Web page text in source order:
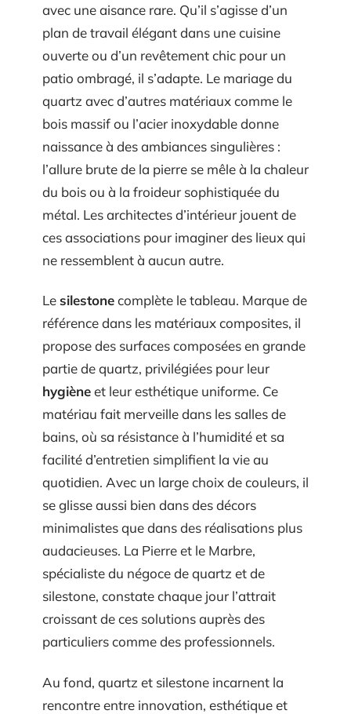
avec une aisance rare. Qu’il s’agisse d’un
plan de travail élégant dans une cuisine
ouverte ou d’un revêtement chic pour un
patio ombragé, il s’adapte. Le mariage du
quartz avec d’autres matériaux comme le
bois massif ou l’acier inoxydable donne
naissance à des ambiances singulières :
l’allure brute de la pierre se mêle à la chaleur
du bois ou à la froideur sophistiquée du
métal. Les architectes d’intérieur jouent de
ces associations pour imaginer des lieux qui
ne ressemblent à aucun autre.
Lesilestonecomplète le tableau. Marque de
référence dans les matériaux composites, il
propose des surfaces composées en grande
partie de quartz, privilégiées pour leur
hygièneet leur esthétique uniforme. Ce
matériau fait merveille dans les salles de
bains, où sa résistance à l’humidité et sa
facilité d’entretien simplifient la vie au
quotidien. Avec un large choix de couleurs, il
se glisse aussi bien dans des décors
minimalistes que dans des réalisations plus
audacieuses. La Pierre et le Marbre,
spécialiste du négoce de quartz et de
silestone, constate chaque jour l’attrait
croissant de ces solutions auprès des
particuliers comme des professionnels.
Au fond, quartz et silestone incarnent la
rencontre entre innovation, esthétique et